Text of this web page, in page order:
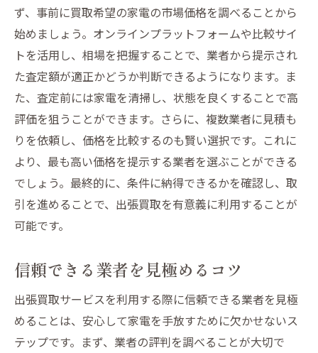
ず、事前に買取希望の家電の市場価格を調べることから
始めましょう。オンラインプラットフォームや比較サイ
トを活用し、相場を把握することで、業者から提示され
た査定額が適正かどうか判断できるようになります。ま
た、査定前には家電を清掃し、状態を良くすることで高
評価を狙うことができます。さらに、複数業者に見積も
りを依頼し、価格を比較するのも賢い選択です。これに
より、最も高い価格を提示する業者を選ぶことができる
でしょう。最終的に、条件に納得できるかを確認し、取
引を進めることで、出張買取を有意義に利用することが
可能です。
信頼できる業者を見極めるコツ
出張買取サービスを利用する際に信頼できる業者を見極
めることは、安心して家電を手放すために欠かせないス
テップです。まず、業者の評判を調べることが大切で